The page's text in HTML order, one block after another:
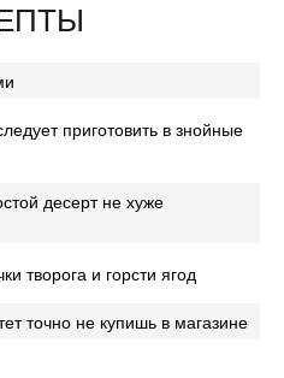
приготовить в знойные
десерт не хуже
творога и горсти ягод
точно не купишь в магазине